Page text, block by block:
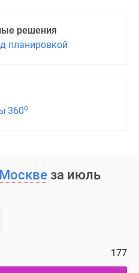
решения
планировкой
360о
Москве за июль
177